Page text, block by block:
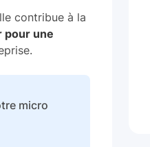
contribue à la
pour une
micro